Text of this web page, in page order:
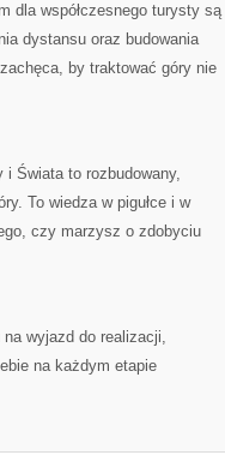
dla współczesnego turysty są
dystansu oraz budowania
by traktować góry nie
Świata to rozbudowany,
To wiedza w pigułce i w
czy marzysz o zdobyciu
wyjazd do realizacji,
na każdym etapie